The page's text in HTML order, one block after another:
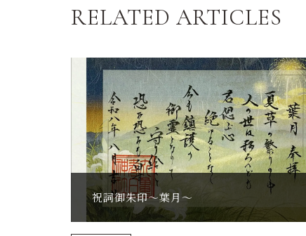
RELATED ARTICLES
祝詞御朱印〜葉月〜